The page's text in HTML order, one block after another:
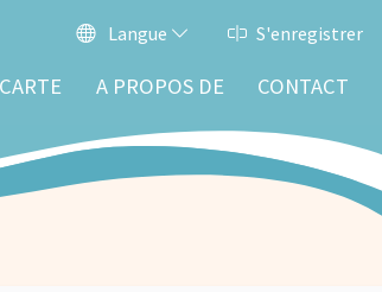
Langue S'enregistrer
CARTE A PROPOS DE CONTACT